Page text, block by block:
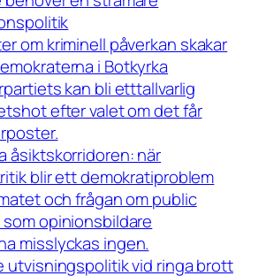
om kriminell påverkan skakar
i Botkyrka
kan bli etttallvarlig
efter valet om det får
åsiktskorridoren: när
blir ett demokratiproblem
och frågan om public
opinionsbildare
misslyckas ingen.
utvisningspolitik vid ringa brott